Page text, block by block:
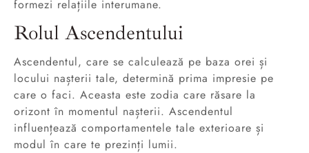
formezi relațiile interumane.
Rolul Ascendentului
Ascendentul, care se calculează pe baza orei și
locului nașterii tale, determină prima impresie pe
care o faci. Aceasta este zodia care răsare la
orizont în momentul nașterii. Ascendentul
influențează comportamentele tale exterioare și
modul în care te prezinți lumii.